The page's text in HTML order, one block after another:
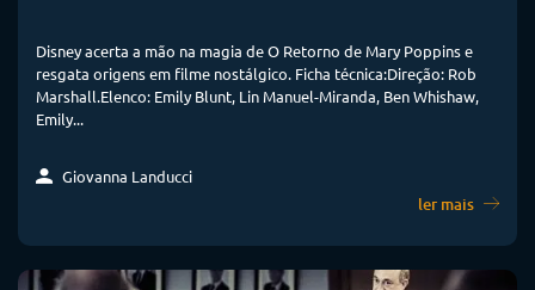
Disney acerta a mão na magia de O Retorno de Mary Poppins e
resgata origens em filme nostálgico. Ficha técnica:Direção: Rob
Marshall.Elenco: Emily Blunt, Lin Manuel-Miranda, Ben Whishaw,
Emily...
Giovanna Landucci
ler mais